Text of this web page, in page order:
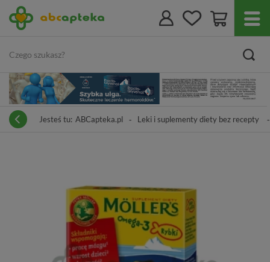
Jesteś tu: ABCapteka.pl Leki i suplementy diety bez recepty